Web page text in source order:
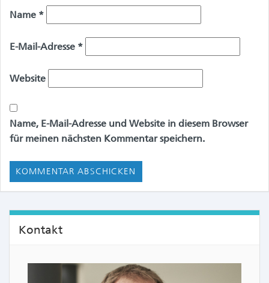
Name *
E-Mail-Adresse *
Website
Name, E-Mail-Adresse und Website in diesem Browser
für meinen nächsten Kommentar speichern.
Kontakt